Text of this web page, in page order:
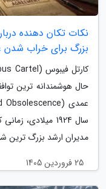
نکات تکان دهنده
بزرگ برای خراب
حال هوشمندانه ترین
سال 1924
مدیران ارشد بزرگ ترین
25 فروردین 1405